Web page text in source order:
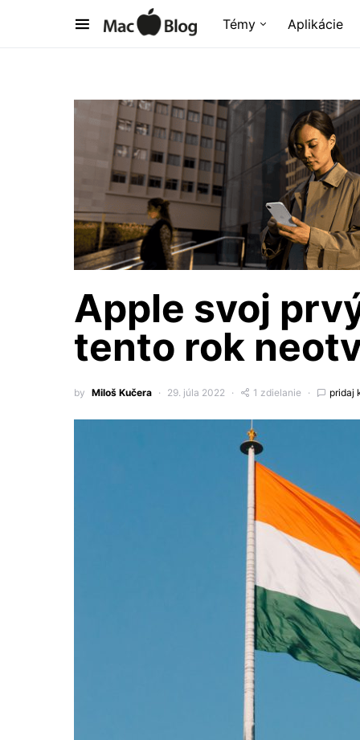
Témy Aplikácie
Apple svoj
tento rok
by Miloš Kučera 29. júla 2022 1 zdielanie pridaj